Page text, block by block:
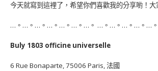
今天就寫到這裡了，希望你們喜歡我的分享喲！大
…。…。…。…。…。…。…。 …。…。…。…。…。
Buly 1803 officine universelle
6 Rue Bonaparte, 75006 Paris, 法國